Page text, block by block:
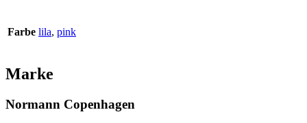
Farbe lila, pink
Marke
Normann Copenhagen